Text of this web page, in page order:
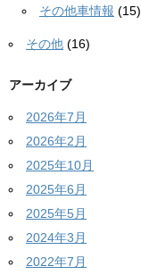
その他車情報 (15)
その他 (16)
アーカイブ
2026年7月
2026年2月
2025年10月
2025年6月
2025年5月
2024年3月
2022年7月